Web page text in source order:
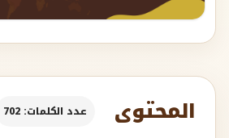
المحتوى عدد الكلمات: 702